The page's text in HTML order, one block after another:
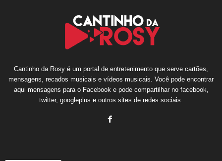
Cantinho da Rosy é um portal de entretenimento que serve cartões,
mensagens, recados musicais e vídeos musicais. Você pode encontrar
aqui mensagens para o Facebook e pode compartilhar no facebook,
twitter, googleplus e outros sites de redes sociais.